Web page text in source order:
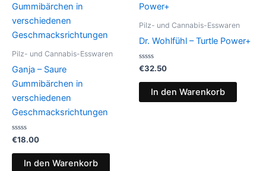
Pilz- und Cannabis-Esswaren
Ganja – Saure
Gummibärchen in
verschiedenen
Geschmacksrichtungen
Bewertet
0
€18.00
In den Warenkorb
Pilz- und Cannabis-Esswaren
Dr. Wohlfühl – Turtle Power+
Bewertet
0
€32.50
In den Warenkorb